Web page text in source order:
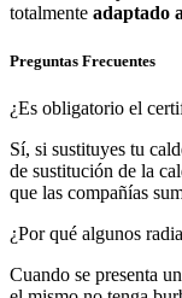
totalmente adaptado
Preguntas Frecuentes
¿Es obligatorio el
Sí, si sustituyes tu
de sustitución de la
que las compañías
¿Por qué algunos
Cuando se presenta